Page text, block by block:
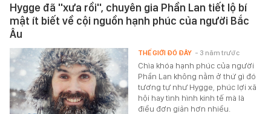
Hygge đã ''xưa rồi'', chuyên gia Phần Lan tiết lộ bí
mật ít biết về cội nguồn hạnh phúc của người Bắc
Âu
Chìa khóa hạnh phúc của người
Phần Lan không nằm ở thứ gì đó
tương tự như Hygge, phúc lợi xã
hội hay tình hình kinh tế mà là
điều đơn giản hơn nhiều.
THẾ GIỚI ĐÓ ĐÂY - 3 năm trước